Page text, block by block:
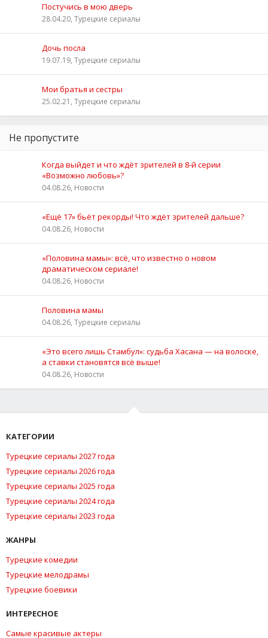
Постучись в мою дверь
28.04.20, Турецкие сериалы
Дочь посла
19.07.19, Турецкие сериалы
Мои братья и сестры
25.02.21, Турецкие сериалы
Не пропустите
Когда выйдет и что ждёт зрителей в 8-й серии
«Возможно любовь»?
04.08.26, Новости
«Ещё 17» бьёт рекорды! Что ждёт зрителей дальше?
04.08.26, Новости
«Половина мамы»: всё, что известно о новом
драматическом сериале!
04.08.26, Новости
Половина мамы
04.08.26, Турецкие сериалы
«Это всего лишь Стамбул»: судьба Хасана — на волоске,
а ставки становятся всё выше!
04.08.26, Новости
КАТЕГОРИИ
Турецкие сериалы 2027 года
Турецкие сериалы 2026 года
Турецкие сериалы 2025 года
Турецкие сериалы 2024 года
Турецкие сериалы 2023 года
ЖАНРЫ
Турецкие комедии
Турецкие мелодрамы
Турецкие боевики
ИНТЕРЕСНОЕ
Самые красивые актеры